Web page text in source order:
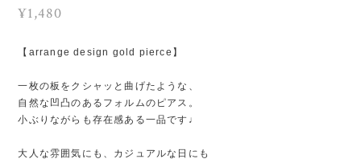
¥1,480
【arrange design gold pierce】
一枚の板をクシャッと曲げたような、
自然な凹凸のあるフォルムのピアス。
小ぶりながらも存在感ある一品です♩
大人な雰囲気にも、カジュアルな日にも